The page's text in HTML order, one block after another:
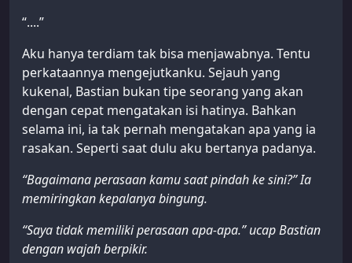
“....”
Aku hanya terdiam tak bisa menjawabnya. Tentu
perkataannya mengejutkanku. Sejauh yang
kukenal, Bastian bukan tipe seorang yang akan
dengan cepat mengatakan isi hatinya. Bahkan
selama ini, ia tak pernah mengatakan apa yang ia
rasakan. Seperti saat dulu aku bertanya padanya.
“Bagaimana perasaan kamu saat pindah ke sini?” Ia
memiringkan kepalanya bingung.
“Saya tidak memiliki perasaan apa-apa.” ucap Bastian
dengan wajah berpikir.